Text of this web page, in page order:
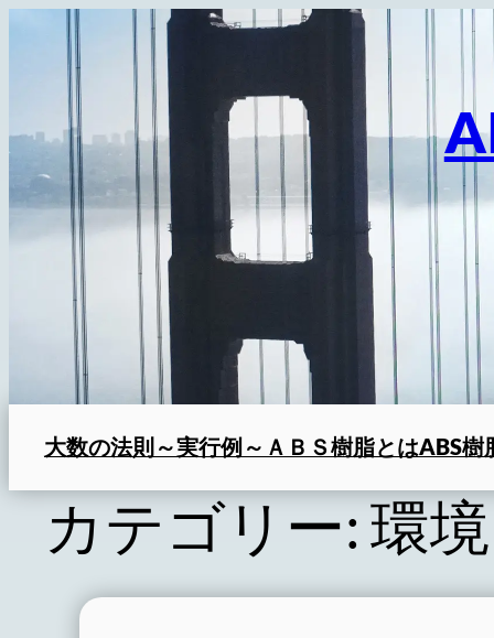
プ
大数の法則～実行例～ ＡＢＳ樹脂とはABS樹
カテゴリー:環境